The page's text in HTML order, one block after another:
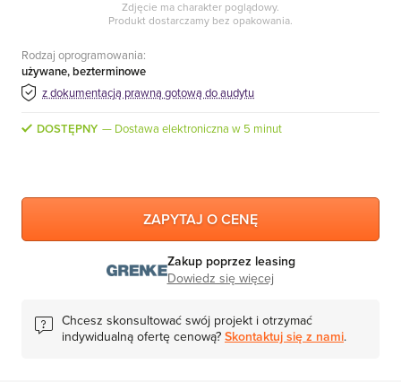
MS Project Server
MS System Center
Server CALs
Zdjęcie ma charakter poglądowy.
Produkt dostarczamy bez opakowania.
Rodzaj oprogramowania:
używane, bezterminowe
z dokumentacją prawną gotową do audytu
DOSTĘPNY Dostawa elektroniczna w 5 minut
ZAPYTAJ O CENĘ
Zakup poprzez leasing
Dowiedz się więcej
Chcesz skonsultować swój projekt i otrzymać
indywidualną ofertę cenową? Skontaktuj się z nami.